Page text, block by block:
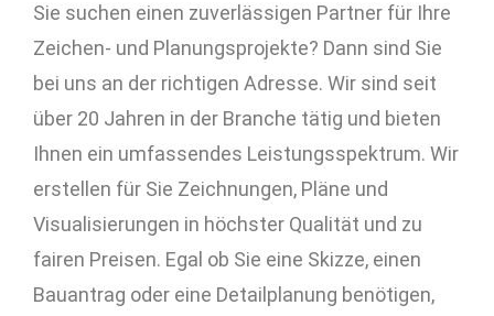
Sie suchen einen zuverlässigen Partner für Ihre
Zeichen- und Planungsprojekte? Dann sind Sie
bei uns an der richtigen Adresse. Wir sind seit
über 20 Jahren in der Branche tätig und bieten
Ihnen ein umfassendes Leistungsspektrum. Wir
erstellen für Sie Zeichnungen, Pläne und
Visualisierungen in höchster Qualität und zu
fairen Preisen. Egal ob Sie eine Skizze, einen
Bauantrag oder eine Detailplanung benötigen,